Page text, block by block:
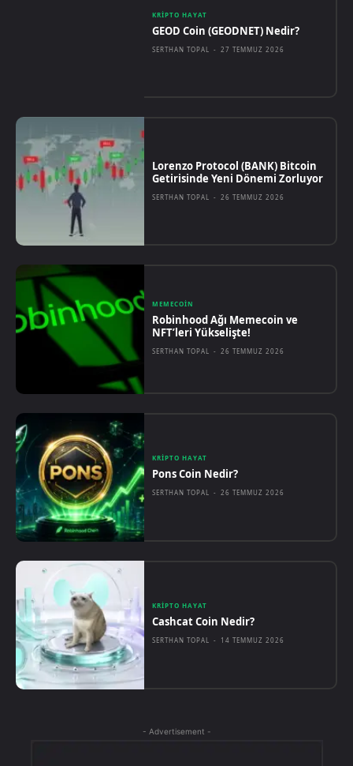
KRIPTO HAYAT
GEOD Coin (GEODNET) Nedir?
SERTHAN TOPAL - 27 TEMMUZ 2026
Lorenzo Protocol (BANK) Bitcoin
Getirisinde Yeni Dönemi Zorluyor
SERTHAN TOPAL - 26 TEMMUZ 2026
MEMECOIN
Robinhood Ağı Memecoin ve
NFT’leri Yükselişte!
SERTHAN TOPAL - 26 TEMMUZ 2026
KRIPTO HAYAT
Pons Coin Nedir?
SERTHAN TOPAL - 26 TEMMUZ 2026
KRIPTO HAYAT
Cashcat Coin Nedir?
SERTHAN TOPAL - 14 TEMMUZ 2026
- Advertisement -